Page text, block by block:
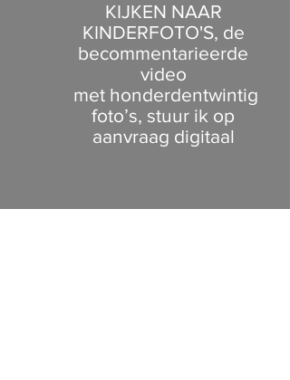
KIJKEN NAAR
KINDERFOTO'S, de
becommentarieerde
video
met honderdentwintig
foto’s, stuur ik op
aanvraag digitaal